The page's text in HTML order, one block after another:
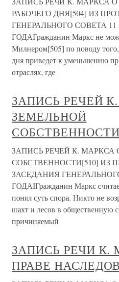
РАБОЧЕГО ДНЯ[504] ИЗ
ГЕНЕРАЛЬНОГО СОВЕТА 11
ГОДАГражданин Маркс не
Милнером[505] по поводу
дня приведет к уменьшению
отраслях, где
ЗАПИСЬ РЕЧЕЙ
ЗЕМЕЛЬНОЙ
ЗАПИСЬ РЕЧЕЙ К. МАРКСА
СОБСТВЕННОСТИ[510] ИЗ
ЗАСЕДАНИЯ
ГОДАIГражданин Маркс
понял суть спора. Никто не
шахт и лесов в общественную
причиняемый
ЗАПИСЬ РЕЧИ К.
ПРАВЕ